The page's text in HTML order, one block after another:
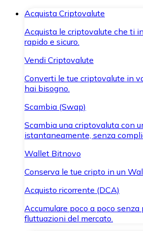
Acquista Criptovalute
Acquista le criptovalute che ti
rapido e sicuro.
Vendi Criptovalute
Converti le tue criptovalute in
hai bisogno.
Scambia (Swap)
Scambia una criptovaluta con
istantaneamente, senza
Wallet Bitnovo
Conserva le tue cripto in un
Acquisto ricorrente (DCA)
Accumulare poco a poco senza
fluttuazioni del mercato.